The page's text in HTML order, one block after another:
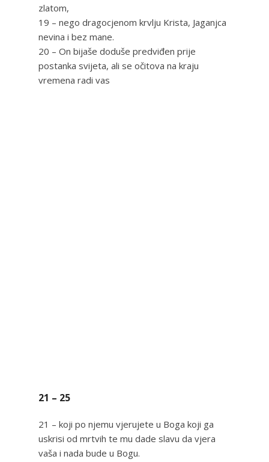
zlatom,
19 – nego dragocjenom krvlju Krista, Jaganjca
nevina i bez mane.
20 – On bijaše doduše predviđen prije
postanka svijeta, ali se očitova na kraju
vremena radi vas
21 – 25
21 – koji po njemu vjerujete u Boga koji ga
uskrisi od mrtvih te mu dade slavu da vjera
vaša i nada bude u Bogu.